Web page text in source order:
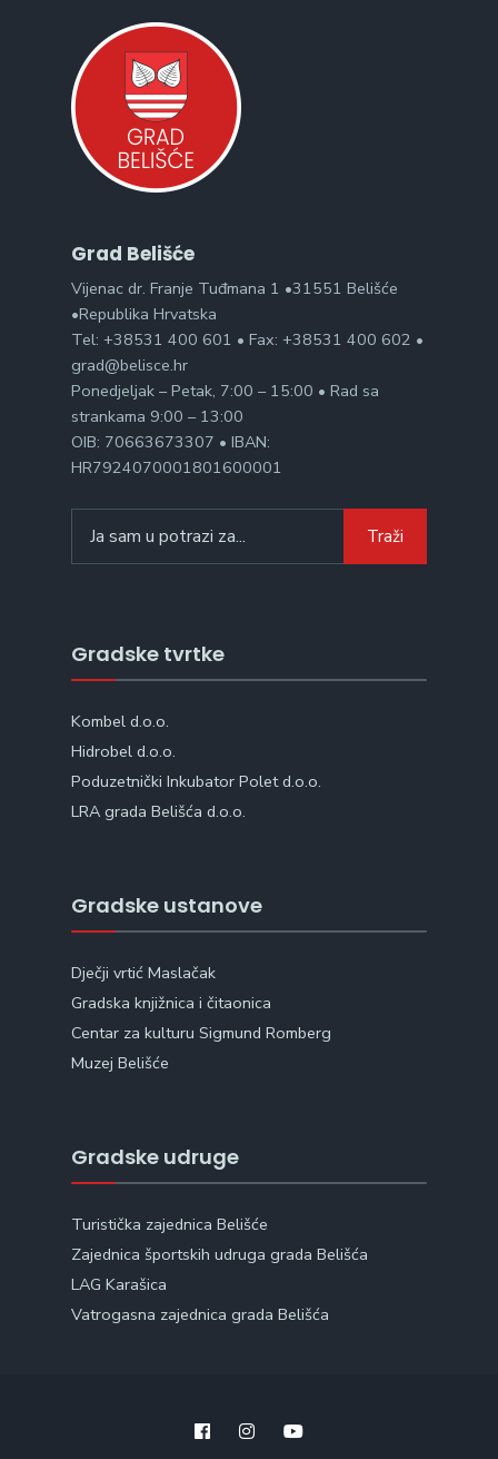
Grad Belišće
Vijenac dr. Franje Tuđmana 1 •31551 Belišće
•Republika Hrvatska
Tel: +38531 400 601 • Fax: +38531 400 602 •
grad@belisce.hr
Ponedjeljak – Petak, 7:00 – 15:00 • Rad sa
strankama 9:00 – 13:00
OIB: 70663673307 • IBAN:
HR7924070001801600001
for:
Traži
Gradske tvrtke
Kombel d.o.o.
Hidrobel d.o.o.
Poduzetnički Inkubator Polet d.o.o.
LRA grada Belišća d.o.o.
Gradske ustanove
Dječji vrtić Maslačak
Gradska knjižnica i čitaonica
Centar za kulturu Sigmund Romberg
Muzej Belišće
Gradske udruge
Turistička zajednica Belišće
Zajednica športskih udruga grada Belišća
LAG Karašica
Vatrogasna zajednica grada Belišća